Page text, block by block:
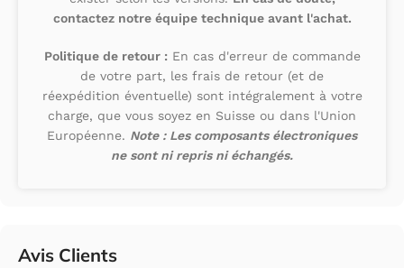
contactez notre équipe technique avant l'achat.
Politique de retour : En cas d'erreur de commande
de votre part, les frais de retour (et de
réexpédition éventuelle) sont intégralement à votre
charge, que vous soyez en Suisse ou dans l'Union
Européenne. Note : Les composants électroniques
ne sont ni repris ni échangés.
Avis Clients